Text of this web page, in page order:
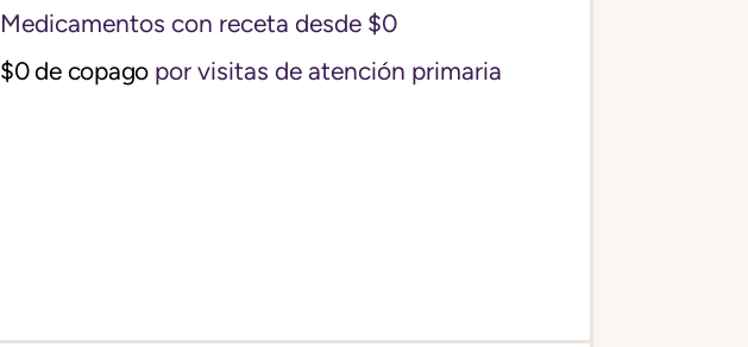
Medicamentos con receta desde $0
$0 de copago por visitas de atención primaria